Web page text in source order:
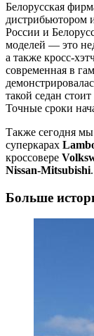
Белорусская
дистрибьютором
России и
моделей — это
а также кросс-
современная в
такой седан
Точные сроки
Также сегодня мы
суперкарах
кроссовере
Nissan-Mitsubishi.
Больше